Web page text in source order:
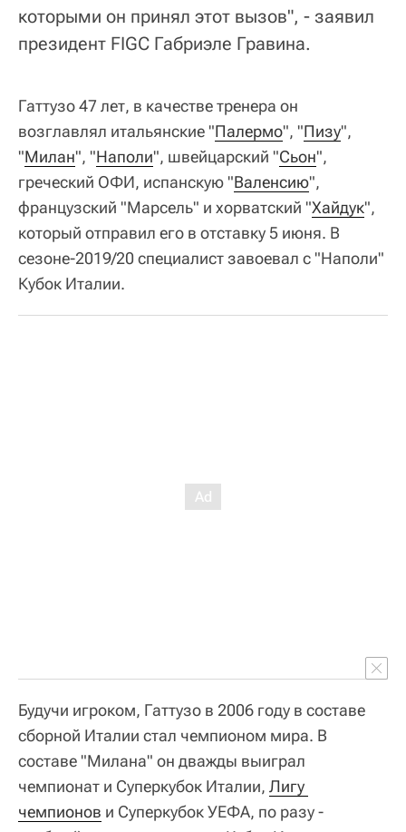
которыми он принял этот вызов", - заявил
президент FIGC Габриэле Гравина.
Гаттузо 47 лет, в качестве тренера он
возглавлял итальянские "Палермо", "Пизу",
"Милан", "Наполи", швейцарский "Сьон",
греческий ОФИ, испанскую "Валенсию",
французский "Марсель" и хорватский "Хайдук",
который отправил его в отставку 5 июня. В
сезоне-2019/20 специалист завоевал с "Наполи"
Кубок Италии.
Будучи игроком, Гаттузо в 2006 году в составе
сборной Италии стал чемпионом мира. В
составе "Милана" он дважды выиграл
чемпионат и Суперкубок Италии, Лигу
чемпионов и Суперкубок УЕФА, по разу -